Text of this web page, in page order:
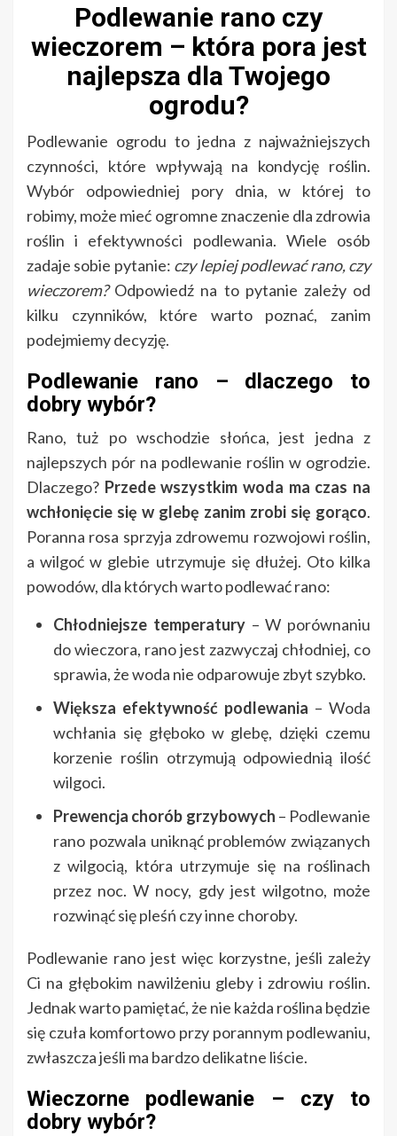
Podlewanie rano czy
wieczorem – która pora jest
najlepsza dla Twojego
ogrodu?
Podlewanie ogrodu to jedna z najważniejszych
czynności, które wpływają na kondycję roślin.
Wybór odpowiedniej pory dnia, w której to
robimy, może mieć ogromne znaczenie dla zdrowia
roślin i efektywności podlewania. Wiele osób
zadaje sobie pytanie: czy lepiej podlewać rano, czy
wieczorem?Odpowiedź na to pytanie zależy od
kilku czynników, które warto poznać, zanim
podejmiemy decyzję.
Podlewanie rano – dlaczego to
dobry wybór?
Rano, tuż po wschodzie słońca, jest jedna z
najlepszych pór na podlewanie roślin w ogrodzie.
Dlaczego? Przede wszystkim woda ma czas na
wchłonięcie się w glebę zanim zrobi się gorąco.
Poranna rosa sprzyja zdrowemu rozwojowi roślin,
a wilgoć w glebie utrzymuje się dłużej. Oto kilka
powodów, dla których warto podlewać rano:
Chłodniejsze temperatury– W porównaniu
do wieczora, rano jest zazwyczaj chłodniej, co
sprawia, że woda nie odparowuje zbyt szybko.
Większa efektywność podlewania – Woda
wchłania się głęboko w glebę, dzięki czemu
korzenie roślin otrzymują odpowiednią ilość
wilgoci.
Prewencja chorób grzybowych – Podlewanie
rano pozwala uniknąć problemów związanych
z wilgocią, która utrzymuje się na roślinach
przez noc. W nocy, gdy jest wilgotno, może
rozwinąć się pleśń czy inne choroby.
Podlewanie rano jest więc korzystne, jeśli zależy
Ci na głębokim nawilżeniu gleby i zdrowiu roślin.
Jednak warto pamiętać, że nie każda roślina będzie
się czuła komfortowo przy porannym podlewaniu,
zwłaszcza jeśli ma bardzo delikatne liście.
Wieczorne podlewanie – czy to
dobry wybór?